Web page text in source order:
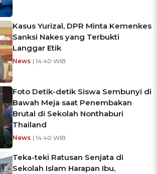
Kasus Yurizal, DPR Minta Kemenkes
Sanksi Nakes yang Terbukti
Langgar Etik
News | 14:40 WIB
Foto Detik-detik Siswa Sembunyi di
Bawah Meja saat Penembakan
Brutal di Sekolah Nonthaburi
Thailand
News | 14:40 WIB
Teka-teki Ratusan Senjata di
Sekolah Islam Harapan Ibu,